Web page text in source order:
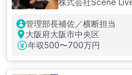
株式会社Scene
管理部長補佐／横断担当
大阪府大阪市中央区
年収500〜700万円